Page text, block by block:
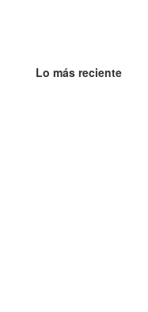
Lo más reciente